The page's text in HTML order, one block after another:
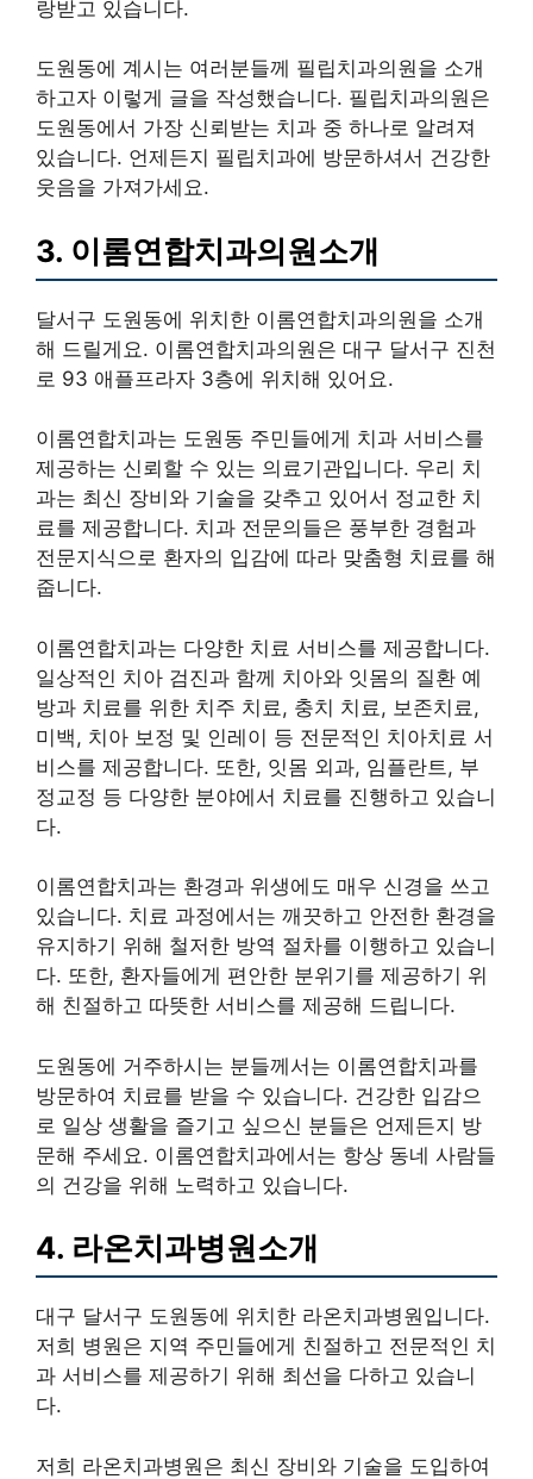
랑받고 있습니다.
도원동에 계시는 여러분들께 필립치과의원을 소개
하고자 이렇게 글을 작성했습니다. 필립치과의원은
도원동에서 가장 신뢰받는 치과 중 하나로 알려져
있습니다. 언제든지 필립치과에 방문하셔서 건강한
웃음을 가져가세요.
3. 이롬연합치과의원소개
달서구 도원동에 위치한 이롬연합치과의원을 소개
해 드릴게요. 이롬연합치과의원은 대구 달서구 진천
로 93 애플프라자 3층에 위치해 있어요.
이롬연합치과는 도원동 주민들에게 치과 서비스를
제공하는 신뢰할 수 있는 의료기관입니다. 우리 치
과는 최신 장비와 기술을 갖추고 있어서 정교한 치
료를 제공합니다. 치과 전문의들은 풍부한 경험과
전문지식으로 환자의 입감에 따라 맞춤형 치료를 해
줍니다.
이롬연합치과는 다양한 치료 서비스를 제공합니다.
일상적인 치아 검진과 함께 치아와 잇몸의 질환 예
방과 치료를 위한 치주 치료, 충치 치료, 보존치료,
미백, 치아 보정 및 인레이 등 전문적인 치아치료 서
비스를 제공합니다. 또한, 잇몸 외과, 임플란트, 부
정교정 등 다양한 분야에서 치료를 진행하고 있습니
다.
이롬연합치과는 환경과 위생에도 매우 신경을 쓰고
있습니다. 치료 과정에서는 깨끗하고 안전한 환경을
유지하기 위해 철저한 방역 절차를 이행하고 있습니
다. 또한, 환자들에게 편안한 분위기를 제공하기 위
해 친절하고 따뜻한 서비스를 제공해 드립니다.
도원동에 거주하시는 분들께서는 이롬연합치과를
방문하여 치료를 받을 수 있습니다. 건강한 입감으
로 일상 생활을 즐기고 싶으신 분들은 언제든지 방
문해 주세요. 이롬연합치과에서는 항상 동네 사람들
의 건강을 위해 노력하고 있습니다.
4. 라온치과병원소개
대구 달서구 도원동에 위치한 라온치과병원입니다.
저희 병원은 지역 주민들에게 친절하고 전문적인 치
과 서비스를 제공하기 위해 최선을 다하고 있습니
다.
저희 라온치과병원은 최신 장비와 기술을 도입하여